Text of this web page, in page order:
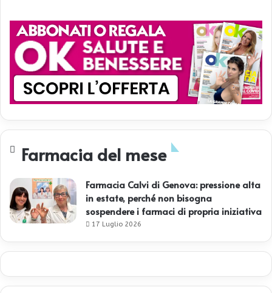
Farmacia del mese
Farmacia Calvi di Genova: pressione alta
in estate, perché non bisogna
sospendere i farmaci di propria iniziativa
17 Luglio 2026